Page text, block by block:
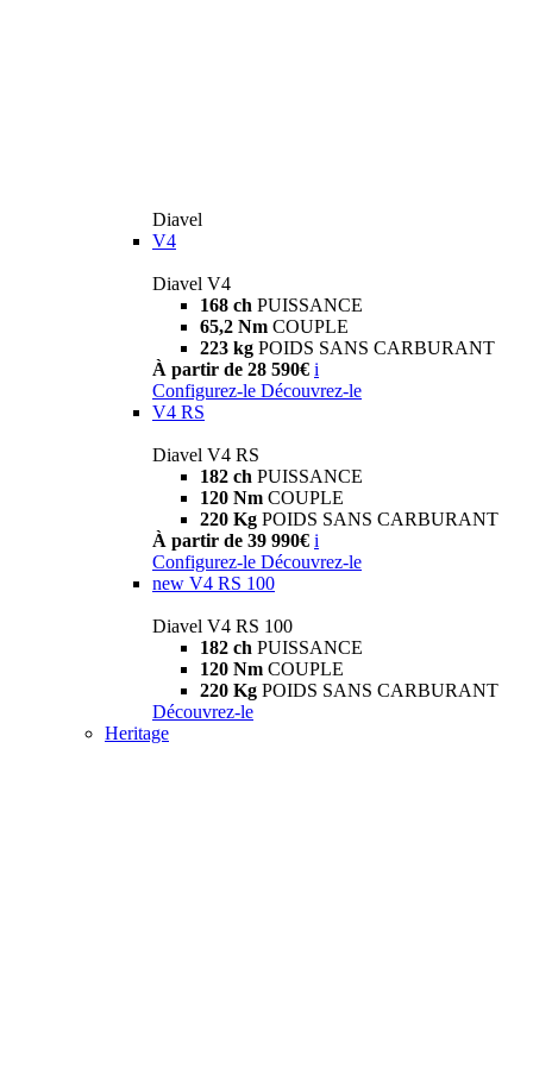
Diavel
V4
Diavel V4
168 ch PUISSANCE
65,2 Nm COUPLE
223 kg POIDS SANS CARBURANT
À partir de 28 590€ i
Configurez-le Découvrez-le
V4 RS
Diavel V4 RS
182 ch PUISSANCE
120 Nm COUPLE
220 Kg POIDS SANS CARBURANT
À partir de 39 990€ i
Configurez-le Découvrez-le
new V4 RS 100
Diavel V4 RS 100
182 ch PUISSANCE
120 Nm COUPLE
220 Kg POIDS SANS CARBURANT
Découvrez-le
Heritage